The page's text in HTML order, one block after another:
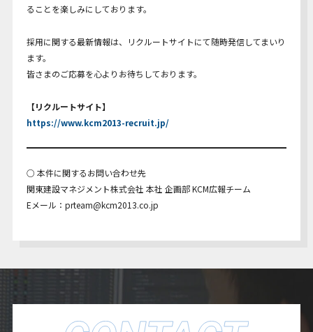
ることを楽しみにしております。
採用に関する最新情報は、リクルートサイトにて随時発信してまいり
ます。
皆さまのご応募を心よりお待ちしております。
【リクルートサイト】
https://www.kcm2013-recruit.jp/
○ 本件に関するお問い合わせ先
関東建設マネジメント株式会社 本社 企画部 KCM広報チーム
Eメール：prteam@kcm2013.co.jp